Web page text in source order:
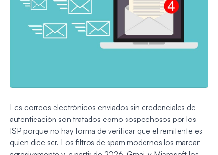
Los correos electrónicos enviados sin credenciales de
autenticación son tratados como sospechosos por los
ISP porque no hay forma de verificar que el remitente es
quien dice ser. Los filtros de spam modernos los marcan